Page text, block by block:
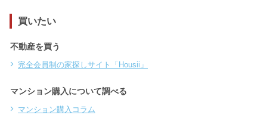
買いたい
不動産を買う
完全会員制の家探しサイト「Housii」
マンション購入について調べる
マンション購入コラム